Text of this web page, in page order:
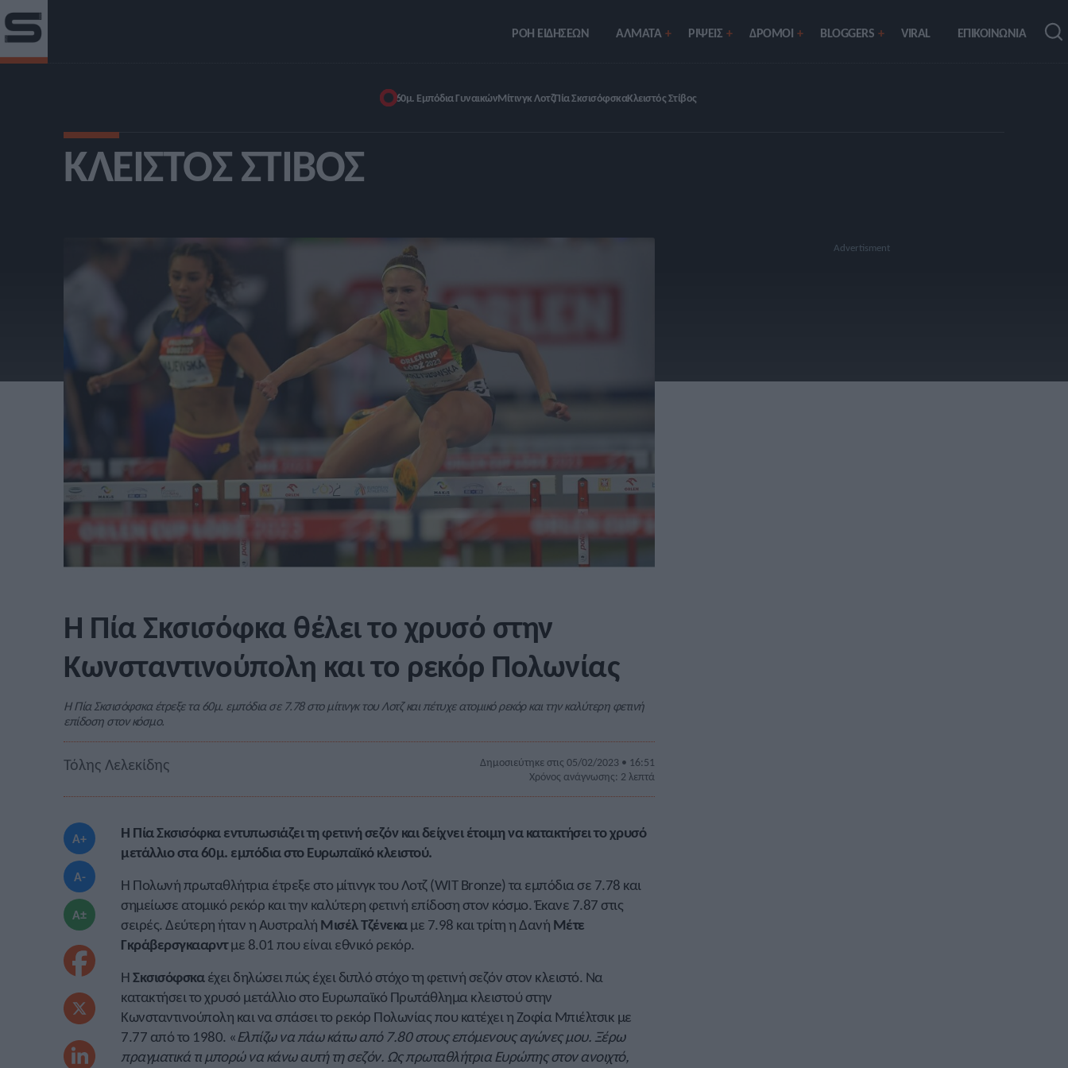
ΡΟΗ ΕΙΔΗΣΕΩΝ ΑΛΜΑΤΑ ΡIΨΕΙΣ ΔΡΟΜΟΙ BLOGGERS VIRAL ΕΠΙΚΟΙΝΩΝΙΑ
60μ. Εμπόδια ΓυναικώνΜίτινγκ ΛοτζΠία ΣκσισόφσκαΚλειστός Στίβος
ΚΛΕΙΣΤΌΣ ΣΤΊΒΟΣ
Η Πία Σκσισόφκα θέλει το χρυσό στην
Κωνσταντινούπολη και το ρεκόρ Πολωνίας
Η Πία Σκσισόφσκα έτρεξε τα 60μ. εμπόδια σε 7.78 στο μίτινγκ του Λοτζ και πέτυχε ατομικό ρεκόρ και την καλύτερη φετινή
επίδοση στον κόσμο.
Τόλης Λελεκίδης
Δημοσιεύτηκε στις 05/02/2023 • 16:51
Χρόνος ανάγνωσης: 2 λεπτά
A+
A-
A±
Η Πία Σκσισόφκα εντυπωσιάζει τη φετινή σεζόν και δείχνει έτοιμη να κατακτήσει το χρυσό
μετάλλιο στα 60μ. εμπόδια στο Ευρωπαϊκό κλειστού.
Η Πολωνή πρωταθλήτρια έτρεξε στο μίτινγκ του Λοτζ (WIT Bronze) τα εμπόδια σε 7.78 και
σημείωσε ατομικό ρεκόρ και την καλύτερη φετινή επίδοση στον κόσμο. Έκανε 7.87 στις
σειρές. Δεύτερη ήταν η Αυστραλή Μισέλ Τζένεκαμε 7.98 και τρίτη η Δανή Μέτε
Γκράβερσγκααρντμε 8.01 που είναι εθνικό ρεκόρ.
ΗΣκσισόφσκαέχει δηλώσει πώς έχει διπλό στόχο τη φετινή σεζόν στον κλειστό. Να
κατακτήσει το χρυσό μετάλλιο στο Ευρωπαϊκό Πρωτάθλημα κλειστού στην
Κωνσταντινούπολη και να σπάσει το ρεκόρ Πολωνίας που κατέχει η Ζοφία Μπιέλτσικ με
7.77 από το 1980. «Ελπίζω να πάω κάτω από 7.80 στους επόμενους αγώνες μου. Ξέρω
πραγματικά τι μπορώ να κάνω αυτή τη σεζόν. Ως πρωταθλήτρια Ευρώπης στον ανοιχτό,